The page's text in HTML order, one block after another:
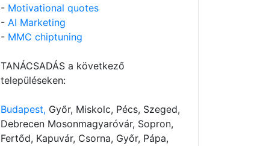
- Motivational quotes
- AI Marketing
- MMC chiptuning
TANÁCSADÁS a következő
településeken:
Budapest, Győr, Miskolc, Pécs, Szeged,
Debrecen Mosonmagyaróvár, Sopron,
Fertőd, Kapuvár, Csorna, Győr, Pápa,